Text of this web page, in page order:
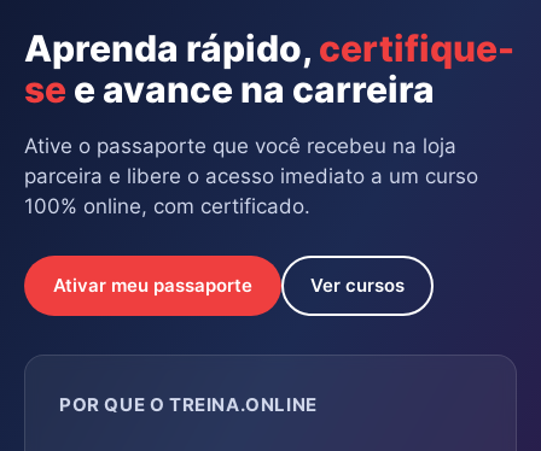
Aprenda rápido, certifique-
se e avance na carreira
Ative o passaporte que você recebeu na loja
parceira e libere o acesso imediato a um curso
100% online, com certificado.
Ativar meu passaporte Ver cursos
POR QUE O TREINA.ONLINE